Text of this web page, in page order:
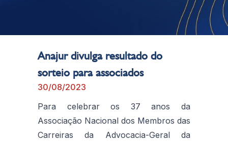
Anajur divulga resultado do
sorteio para associados
30/08/2023
Para celebrar os 37 anos da
Associação Nacional dos Membros das
Carreiras da Advocacia-Geral da